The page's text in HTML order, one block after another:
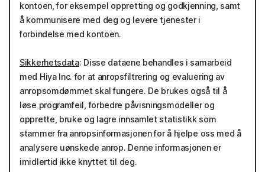
kontoen, for eksempel oppretting og godkjenning, samt
å kommunisere med deg og levere tjenester i
forbindelse med kontoen.
Sikkerhetsdata: Disse dataene behandles i samarbeid
med Hiya Inc. for at anropsfiltrering og evaluering av
anropsomdømmet skal fungere. De brukes også til å
løse programfeil, forbedre påvisningsmodeller og
opprette, bruke og lagre innsamlet statistikk som
stammer fra anropsinformasjonen for å hjelpe oss med å
analysere uønskede anrop. Denne informasjonen er
imidlertid ikke knyttet til deg.